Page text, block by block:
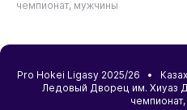
чемпионат, мужчины
Pro Hokei Ligasy 2025/26 •
Ледовый Дворец им. Хиуаз